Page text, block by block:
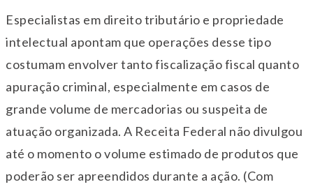
Especialistas em direito tributário e propriedade
intelectual apontam que operações desse tipo
costumam envolver tanto fiscalização fiscal quanto
apuração criminal, especialmente em casos de
grande volume de mercadorias ou suspeita de
atuação organizada. A Receita Federal não divulgou
até o momento o volume estimado de produtos que
poderão ser apreendidos durante a ação. (Com